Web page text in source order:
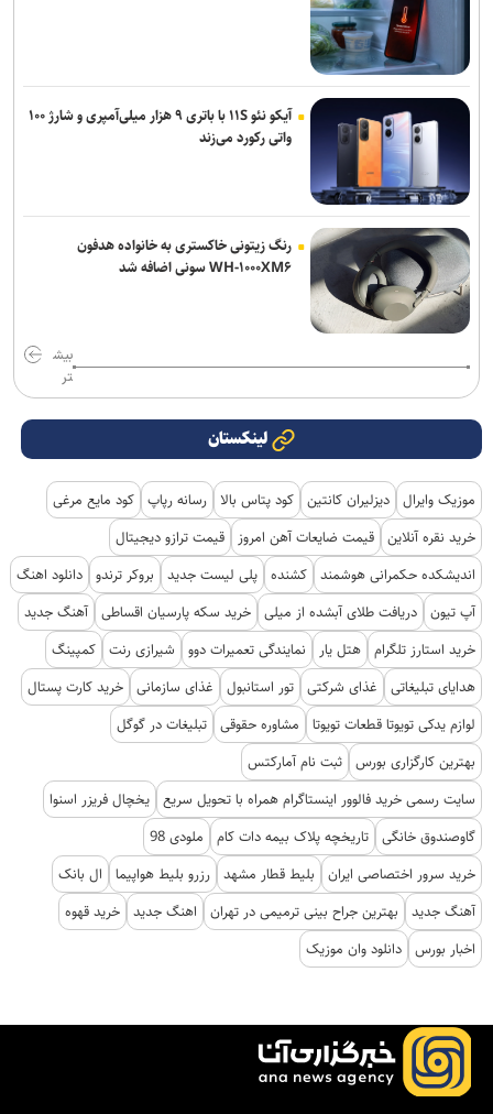
آیکو نئو ۱۱S با باتری ۹ هزار میلی‌آمپری و شارژ ۱۰۰
واتی رکورد می‌زند
رنگ زیتونی خاکستری به خانواده هدفون
WH-۱۰۰۰XM۶ سونی اضافه شد
بیش
تر
لینکستان
موزیک وایرال دیزلیران کانتین کود پتاس بالا رسانه رپاپ کود مایع مرغی
خرید نقره آنلاین قیمت ضایعات آهن امروز
قیمت ترازو دیجیتال
اندیشکده حکمرانی هوشمند کشنده پلی لیست جدید بروکر ترندو دانلود اهنگ
آپ تیون دریافت طلای آبشده از میلی خرید سکه پارسیان اقساطی آهنگ جدید
خرید استارز تلگرام هتل یار نمایندگی تعمیرات دوو شیرازی رنت کمپینگ
هدایای تبلیغاتی
غذای شرکتی تور استانبول غذای سازمانی خرید کارت پستال
لوازم یدکی تویوتا قطعات تویوتا
مشاوره حقوقی تبلیغات در گوگل
بهترین کارگزاری بورس ثبت نام آمارکتس
سایت رسمی خرید فالوور اینستاگرام همراه با تحویل سریع یخچال فریزر اسنوا
گاوصندوق خانگی تاریخچه پلاک بیمه دات کام
ملودی 98
خرید سرور اختصاصی ایران
بلیط قطار مشهد رزرو بلیط هواپیما
ال بانک
آهنگ جدید
بهترین جراح بینی ترمیمی در تهران اهنگ جدید خرید قهوه
اخبار بورس دانلود وان موزیک